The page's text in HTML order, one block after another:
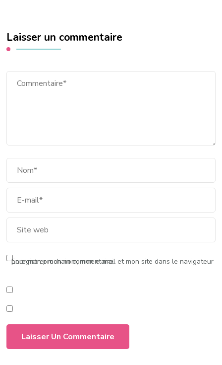
Laisser un commentaire
Enregistrer mon nom, mon e-mail et mon site dans le navigateur pour mon prochain commentaire.